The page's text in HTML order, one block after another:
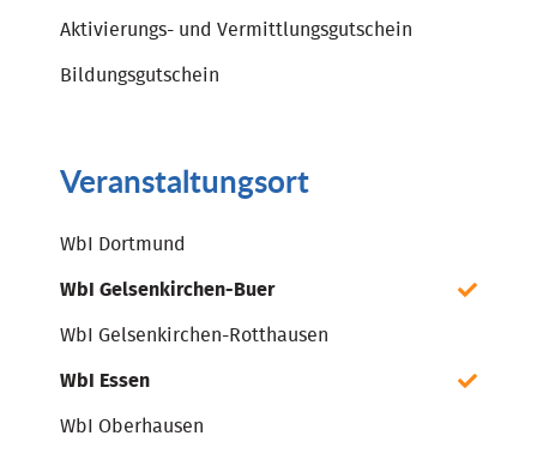
Aktivierungs- und Vermittlungsgutschein
Bildungsgutschein
Veranstaltungsort
WbI Dortmund
WbI Gelsenkirchen-Buer
WbI Gelsenkirchen-Rotthausen
WbI Essen
WbI Oberhausen